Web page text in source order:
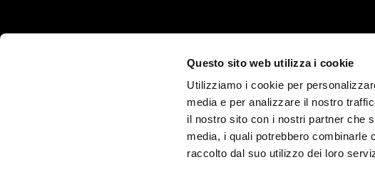
Questo sito web utilizza i cookie
Utilizziamo i cookie per
media e per analizzare il nostro
il nostro sito con i nostri partner che
media, i quali potrebbero combinarle
raccolto dal suo utilizzo dei loro
Via Statale n. 325, Dosso, 44047 Terre del Reno (Ferrara) - Italy
Tel. (+39) 0532.848193 - Fax (+39) 051 08.22.449 -
meccanicabenassi@pec.benassi.it
VAT Nr. IT00341260388 - REA: FE97187 - Fully paid-up capital € 619.200